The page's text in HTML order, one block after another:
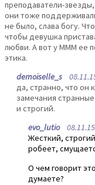
преподаватели-
они тоже
не было, слава богу.
чтобы девушка
любви. А вот у МММ ее
этика.
demoiselle_s
да, странно, что он
замечания
и строгий.
evo_lutio08.11.15
Жесткий,
робеет,
О чем говорит
думаете?